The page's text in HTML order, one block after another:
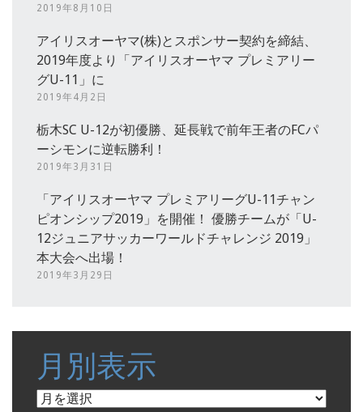
2019年8月10日
アイリスオーヤマ(株)とスポンサー契約を締結、
2019年度より「アイリスオーヤマ プレミアリー
グU-11」に
2019年4月2日
栃木SC U-12が初優勝、延長戦で前年王者のFCパ
ーシモンに逆転勝利！
2019年3月31日
「アイリスオーヤマ プレミアリーグU-11チャン
ピオンシップ2019」を開催！ 優勝チームが「U-
12ジュニアサッカーワールドチャレンジ 2019」
本大会へ出場！
2019年3月29日
月別表示
月